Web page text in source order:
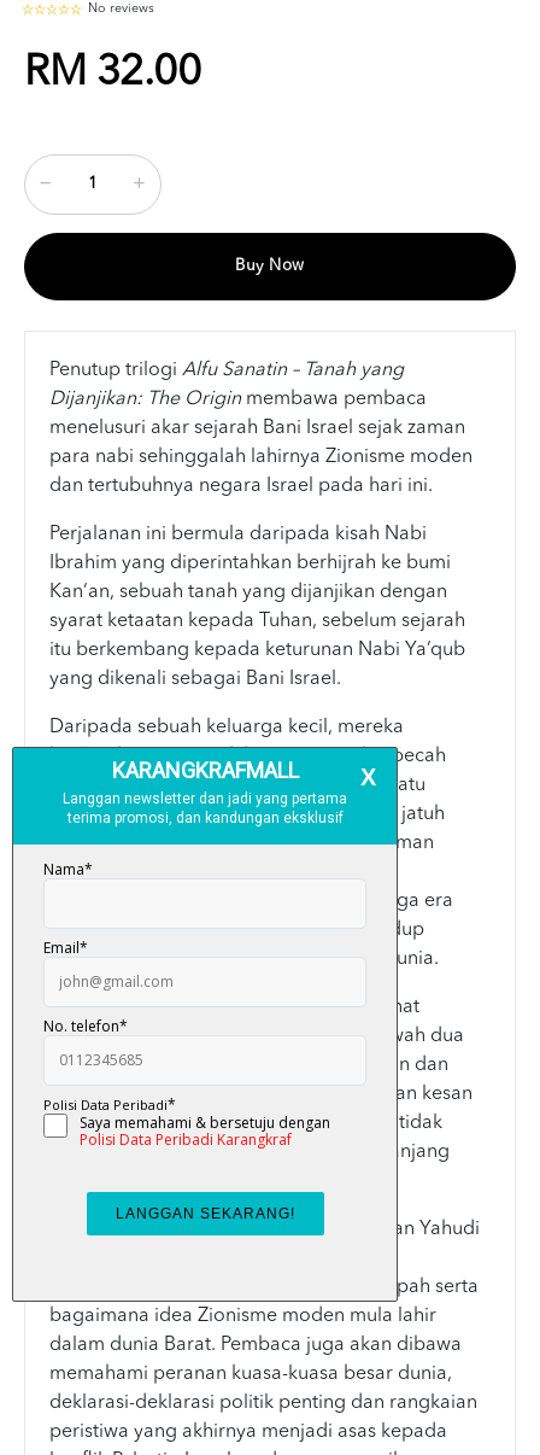
No reviews
RM 32.00
Buy Now
Penutup trilogi Alfu Sanatin – Tanah yang
Dijanjikan: The Originmembawa pembaca
menelusuri akar sejarah Bani Israel sejak zaman
para nabi sehinggalah lahirnya Zionisme moden
dan tertubuhnya negara Israel pada hari ini.
Perjalanan ini bermula daripada kisah Nabi
Ibrahim yang diperintahkan berhijrah ke bumi
Kan‘an, sebuah tanah yang dijanjikan dengan
syarat ketaatan kepada Tuhan, sebelum sejarah
itu berkembang kepada keturunan Nabi Ya‘qub
yang dikenali sebagai Bani Israel.
Daripada sebuah keluarga kecil, mereka
berkembang menjadi bangsa yang berpecah
kepada pelbagai suku, berpindah dari satu
wilayah ke satu wilayah lain dan melalui jatuh
bangun tamadun yang panjang. Ada zaman
mereka menjadi bangsa yang kuat dan
menguasai tanah sendiri. Namun ada juga era
mereka dihalau, dibuang negeri dan hidup
sebagai diaspora di pelbagai penjuru dunia.
Buku ini turut membawa pembaca melihat
bagaimana bangsa Yahudi hidup di bawah dua
kuasa besar yang berbeza; dunia Kristian dan
dunia Islam. Kedua-duanya meninggalkan kesan
sejarah, layanan dan pengalaman yang tidak
sama terhadap masyarakat Yahudi sepanjang
Perbahasan diteruskan dengan hubungan Yahudi
perkembangan pengaruh Yahudi di Eropah serta
bagaimana idea Zionisme moden mula lahir
dalam dunia Barat. Pembaca juga akan dibawa
memahami peranan kuasa-kuasa besar dunia,
deklarasi-deklarasi politik penting dan rangkaian
peristiwa yang akhirnya menjadi asas kepada